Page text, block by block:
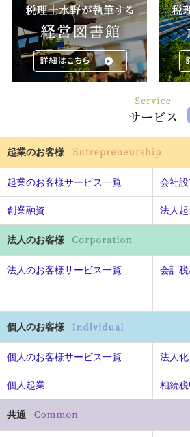
起業のお客様
起業のお客様サービス一覧 会社設
創業融資 法人
法人のお客様
法人のお客様サービス一覧 会計
個人のお客様
個人のお客様サービス一覧 法人化
個人起業 相続
共通